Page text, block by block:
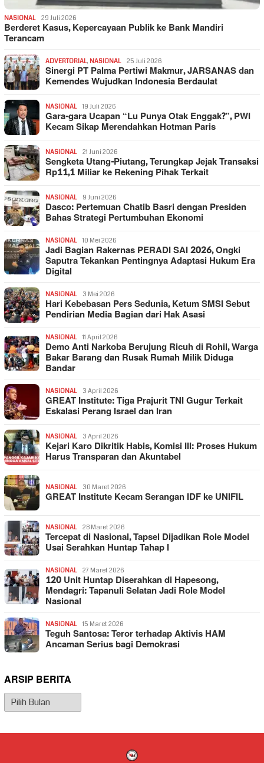
NASIONAL 29 Juli 2026
Berderet Kasus, Kepercayaan Publik ke Bank Mandiri
Terancam
ADVERTORIAL, NASIONAL 25 Juli 2026
Sinergi PT Palma Pertiwi Makmur, JARSANAS dan
Kemendes Wujudkan Indonesia Berdaulat
NASIONAL 19 Juli 2026
Gara-gara Ucapan “Lu Punya Otak Enggak?”, PWI
Kecam Sikap Merendahkan Hotman Paris
NASIONAL 21 Juni 2026
Sengketa Utang-Piutang, Terungkap Jejak Transaksi
Rp11,1 Miliar ke Rekening Pihak Terkait
NASIONAL 9 Juni 2026
Dasco: Pertemuan Chatib Basri dengan Presiden
Bahas Strategi Pertumbuhan Ekonomi
NASIONAL 10 Mei 2026
Jadi Bagian Rakernas PERADI SAI 2026, Ongki
Saputra Tekankan Pentingnya Adaptasi Hukum Era
Digital
NASIONAL 3 Mei 2026
Hari Kebebasan Pers Sedunia, Ketum SMSI Sebut
Pendirian Media Bagian dari Hak Asasi
NASIONAL 11 April 2026
Demo Anti Narkoba Berujung Ricuh di Rohil, Warga
Bakar Barang dan Rusak Rumah Milik Diduga
Bandar
NASIONAL 3 April 2026
GREAT Institute: Tiga Prajurit TNI Gugur Terkait
Eskalasi Perang Israel dan Iran
NASIONAL 3 April 2026
Kejari Karo Dikritik Habis, Komisi III: Proses Hukum
Harus Transparan dan Akuntabel
NASIONAL 30 Maret 2026
GREAT Institute Kecam Serangan IDF ke UNIFIL
NASIONAL 28 Maret 2026
Tercepat di Nasional, Tapsel Dijadikan Role Model
Usai Serahkan Huntap Tahap I
NASIONAL 27 Maret 2026
120 Unit Huntap Diserahkan di Hapesong,
Mendagri: Tapanuli Selatan Jadi Role Model
Nasional
NASIONAL 15 Maret 2026
Teguh Santosa: Teror terhadap Aktivis HAM
Ancaman Serius bagi Demokrasi
ARSIP BERITA
Arsip
Berita